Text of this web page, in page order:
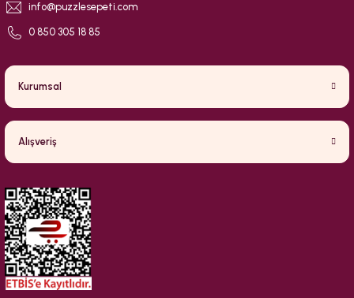
info@puzzlesepeti.com
0 850 305 18 85
Kurumsal
Alışveriş